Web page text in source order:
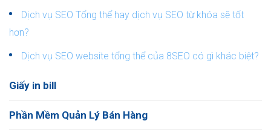
Dịch vụ SEO Tổng thể hay dịch vụ SEO từ khóa sẽ tốt
hơn?
Dịch vụ SEO website tổng thể của 8SEO có gì khác biệt?
Giấy in bill
Phần Mềm Quản Lý Bán Hàng